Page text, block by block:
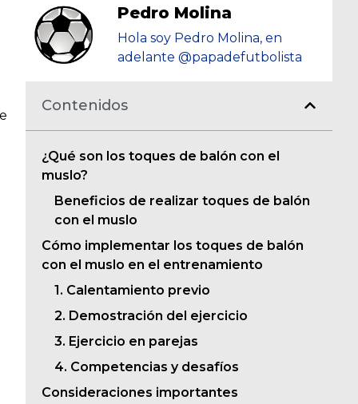
Pedro Molina
Hola soy Pedro Molina, en
adelante @papadefutbolista
Contenidos
¿Qué son los toques de balón con el
muslo?
Beneficios de realizar toques de balón
con el muslo
Cómo implementar los toques de balón
con el muslo en el entrenamiento
1. Calentamiento previo
2. Demostración del ejercicio
3. Ejercicio en parejas
4. Competencias y desafíos
Consideraciones importantes